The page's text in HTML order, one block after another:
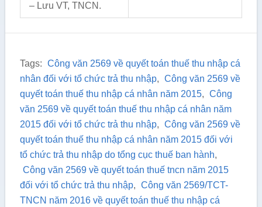
– Lưu VT, TNCN.
Tags: Công văn 2569 về quyết toán thuế thu nhập cá
nhân đối với tổ chức trả thu nhập, Công văn 2569 về
quyết toán thuế thu nhập cá nhân năm 2015, Công
văn 2569 về quyết toán thuế thu nhập cá nhân năm
2015 đối với tổ chức trả thu nhập, Công văn 2569 về
quyết toán thuế thu nhập cá nhân năm 2015 đối với
tổ chức trả thu nhập do tổng cục thuế ban hành,
Công văn 2569 về quyết toán thuế tncn năm 2015
đối với tổ chức trả thu nhập, Công văn 2569/TCT-
TNCN năm 2016 về quyết toán thuế thu nhập cá